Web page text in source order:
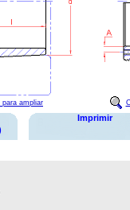
para ampliar
Imprimir